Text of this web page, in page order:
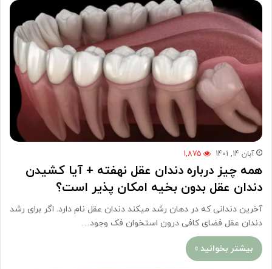
آبان 14, 1401 1,875
همه چیز درباره دندان عقل نهفته + آیا کشیدن
دندان عقل بدون بخیه امکان پذیر است؟
آخرین دندانی که در دهان رشد میکند دندان عقل نام دارد. اگر برای رشد
دندان عقل فضای کافی درون استخوان فک وجود…
بیشتر بخوانید »